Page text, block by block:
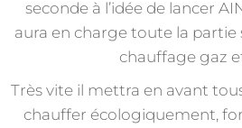
seconde à l’idée de lancer
aura en charge toute la partie
chauffage gaz
Très vite il mettra en avant
chauffer écologiquement,